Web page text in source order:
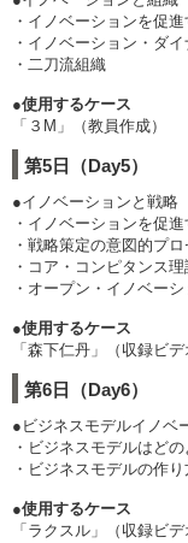
・イノベーションを促
・イノベーション・ダ
・二刀流組織
●使用するケース
「３M」（教員作成）
第5日（Day5）
●イノベーションと戦略
・イノベーションを促
・戦略策定の意図的プ
・コア・コンピタンス
・オープン・イノベーシ
●使用するケース
「森下仁丹」（収録ビデ
第6日（Day6）
●ビジネスモデルイノベ
・ビジネスモデルはど
・ビジネスモデルの作り
●使用するケース
「ラクスル」（収録ビデ